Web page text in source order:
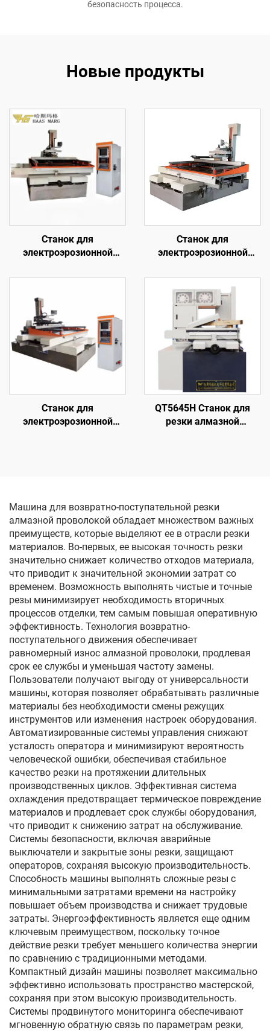
безопасность процесса.
Новые продукты
Станок для
электроэрозионной
электродом
Станок для
электроэрозионной
электродом
однопроходного реза
DK77120
Станок для
электроэрозионной
QT5645H Станок для
резки алмазной
Машина для возвратно-поступательной резки
алмазной проволокой обладает множеством важных
преимуществ, которые выделяют ее в отрасли резки
материалов. Во-первых, ее высокая точность резки
значительно снижает количество отходов материала,
что приводит к значительной экономии затрат со
временем. Возможность выполнять чистые и точные
резы минимизирует необходимость вторичных
процессов отделки, тем самым повышая оперативную
эффективность. Технология возвратно-
поступательного движения обеспечивает
равномерный износ алмазной проволоки, продлевая
срок ее службы и уменьшая частоту замены.
Пользователи получают выгоду от универсальности
машины, которая позволяет обрабатывать различные
материалы без необходимости смены режущих
инструментов или изменения настроек оборудования.
Автоматизированные системы управления снижают
усталость оператора и минимизируют вероятность
человеческой ошибки, обеспечивая стабильное
качество резки на протяжении длительных
производственных циклов. Эффективная система
охлаждения предотвращает термическое повреждение
материалов и продлевает срок службы оборудования,
что приводит к снижению затрат на обслуживание.
Системы безопасности, включая аварийные
выключатели и закрытые зоны резки, защищают
операторов, сохраняя высокую производительность.
Способность машины выполнять сложные резы с
минимальными затратами времени на настройку
повышает объем производства и снижает трудовые
затраты. Энергоэффективность является еще одним
ключевым преимуществом, поскольку точное
действие резки требует меньшего количества энергии
по сравнению с традиционными методами.
Компактный дизайн машины позволяет максимально
эффективно использовать пространство мастерской,
сохраняя при этом высокую производительность.
Системы продвинутого мониторинга обеспечивают
мгновенную обратную связь по параметрам резки,